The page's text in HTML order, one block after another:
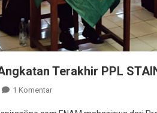
Terakhir PPL
1 KomentarPada